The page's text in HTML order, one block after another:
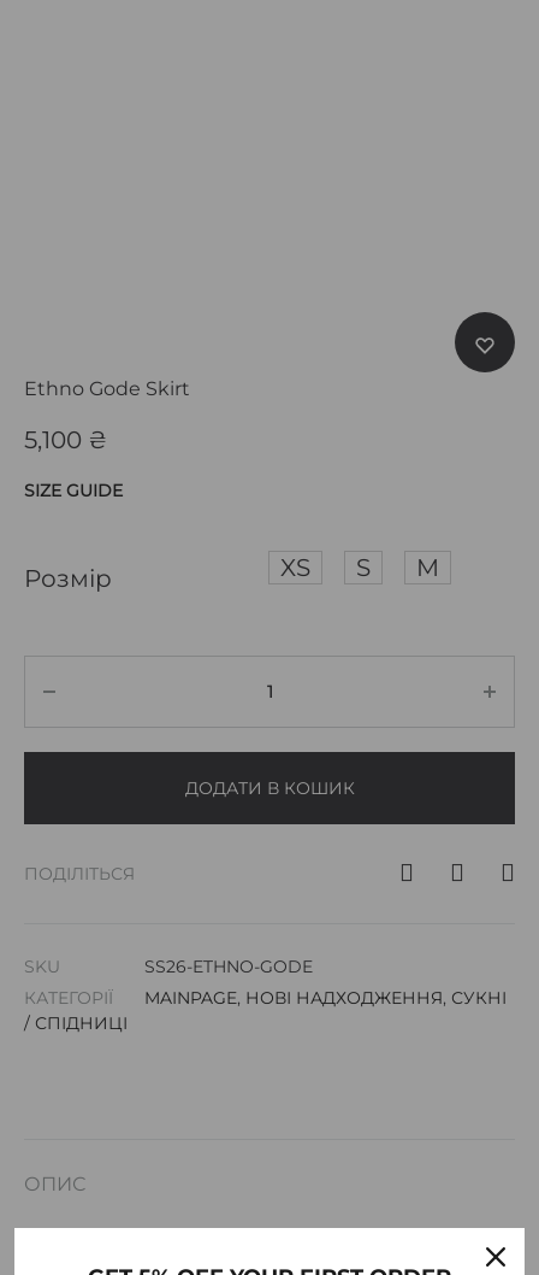
Ethno Gode Skirt
5,100 ₴
SIZE GUIDE
Розмір XS S M
ДОДАТИ В КОШИК
ПОДІЛІТЬСЯ
SKU
SS26-ETHNO-GODE
КАТЕГОРІЇ
MAINPAGE, НОВІ НАДХОДЖЕННЯ, СУКНІ
/ СПІДНИЦІ
ОПИС